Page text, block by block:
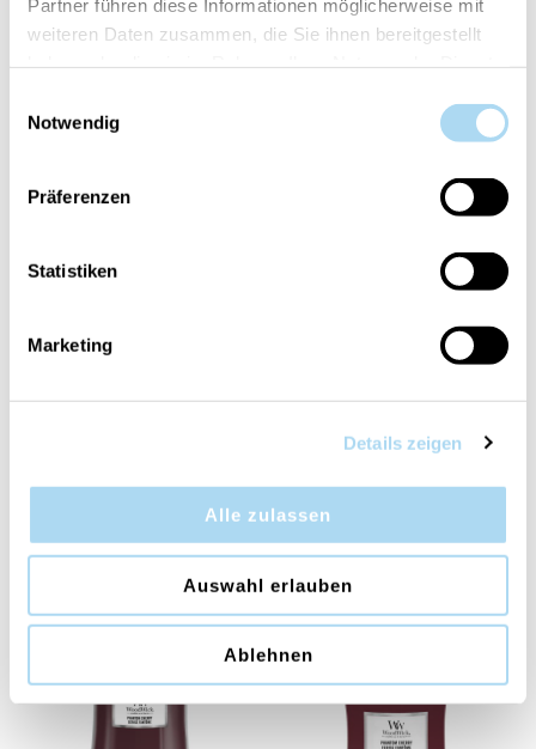
Partner führen diese Informationen möglicherweise mit
weiteren Daten zusammen, die Sie ihnen bereitgestellt
Notwendig
Präferenzen
Statistiken
Marketing
Details zeigen
Alle zulassen
Auswahl erlauben
Ablehnen
CHF 39.90
CHF 19.95
CHF 14.90
CHF 7.45
CHF 44.90
CHF 22.45